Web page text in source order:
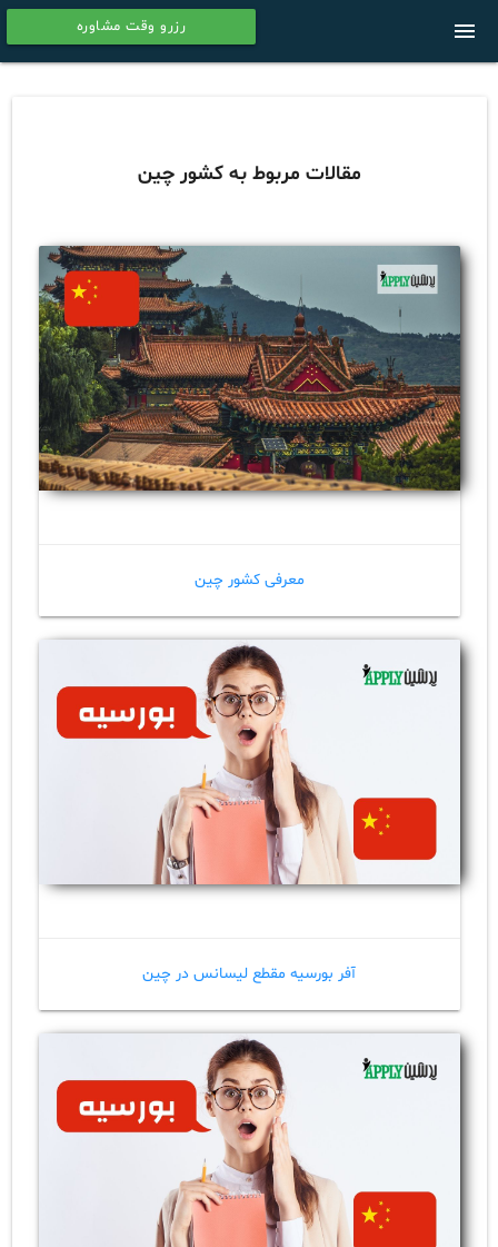
رزرو وقت مشاوره menu
مقالات مربوط به کشور چین
معرفی کشور چین
آفر بورسیه مقطع لیسانس در چین